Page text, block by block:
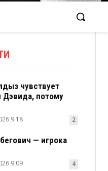
чувствует
Дэвида, потому
9:18 2
— игрока
9:09 4